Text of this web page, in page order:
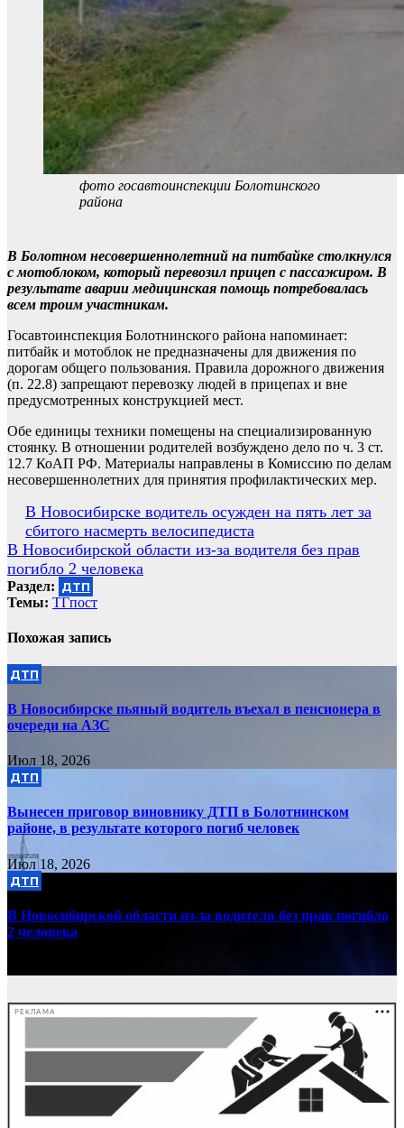
фото госавтоинспекции Болотинского
района
В Болотном несовершеннолетний на питбайке столкнулся
с мотоблоком, который перевозил прицеп с пассажиром. В
результате аварии медицинская помощь потребовалась
всем троим участникам.
Госавтоинспекция Болотнинского района напоминает:
питбайк и мотоблок не предназначены для движения по
дорогам общего пользования. Правила дорожного движения
(п. 22.8) запрещают перевозку людей в прицепах и вне
предусмотренных конструкцией мест.
Обе единицы техники помещены на специализированную
стоянку. В отношении родителей возбуждено дело по ч. 3 ст.
12.7 КоАП РФ. Материалы направлены в Комиссию по делам
несовершеннолетних для принятия профилактических мер.
Навигация
по
записям
В Новосибирске водитель осужден на пять лет за
сбитого насмерть велосипедиста
В Новосибирской области из-за водителя без прав
погибло 2 человека
Раздел: ДТП
Темы: ТГпост
Похожая запись
ДТП
В Новосибирске пьяный водитель въехал в пенсионера в
очереди на АЗС
Июл 18, 2026
ДТП
Вынесен приговор виновнику ДТП в Болотнинском
районе, в результате которого погиб человек
Июл 18, 2026
ДТП
В Новосибирской области из-за водителя без прав погибло
2 человека
РЕКЛАМА